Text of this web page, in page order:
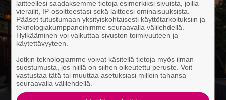
laitteellesi saadaksemme tietoja esimerkiksi sivuista, joilla
vierailit, IP-osoitteestasi sekä laitteesi ominaisuuksista.
Pääset tutustumaan yksityiskohtaisesti käyttötarkoituksiin ja
teknologiakumppaneihimme seuraavalla välilehdellä.
Hylkääminen voi vaikuttaa sivuston toimivuuteen ja
käytettävyyteen.
Jotkin teknologiamme voivat käsitellä tietoja myös ilman
suostumusta, jos niillä on siihen oikeutettu peruste. Voit
vastustaa tätä tai muuttaa asetuksiasi milloin tahansa
seuraavalla välilehdellä.